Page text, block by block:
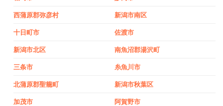
西蒲原郡弥彦村 新潟市南区
十日町市 佐渡市
新潟市北区 南魚沼郡湯沢町
三条市 糸魚川市
北蒲原郡聖籠町 新潟市秋葉区
加茂市 阿賀野市